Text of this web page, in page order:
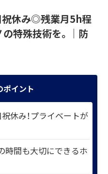
祝休み◎残業月5h程
特殊技術を。｜防
ポイント
休み！プライベートが
時間も大切にできるホ